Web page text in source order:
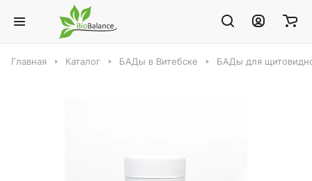
Главная Каталог БАДы в Витебске БАДы для